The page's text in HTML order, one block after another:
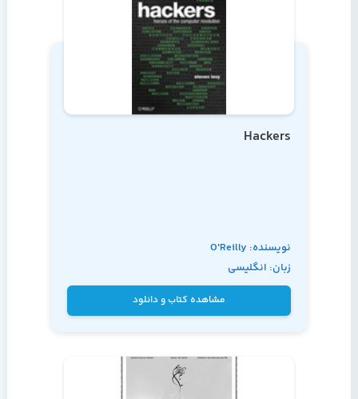
Hackers
نویسنده: O'Reilly
Media
زبان: انگلیسی
مشاهده کتاب و دانلود